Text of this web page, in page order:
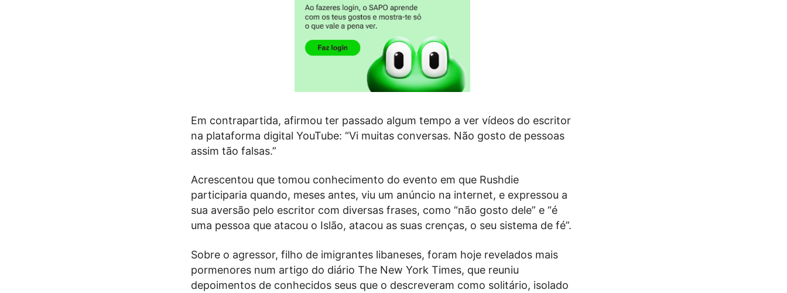
Em contrapartida, afirmou ter passado algum tempo a ver vídeos do escritor
na plataforma digital YouTube: “Vi muitas conversas. Não gosto de pessoas
assim tão falsas.”
Acrescentou que tomou conhecimento do evento em que Rushdie
participaria quando, meses antes, viu um anúncio na internet, e expressou a
sua aversão pelo escritor com diversas frases, como “não gosto dele” e “é
uma pessoa que atacou o Islão, atacou as suas crenças, o seu sistema de fé”.
Sobre o agressor, filho de imigrantes libaneses, foram hoje revelados mais
pormenores num artigo do diário The New York Times, que reuniu
depoimentos de conhecidos seus que o descreveram como solitário, isolado